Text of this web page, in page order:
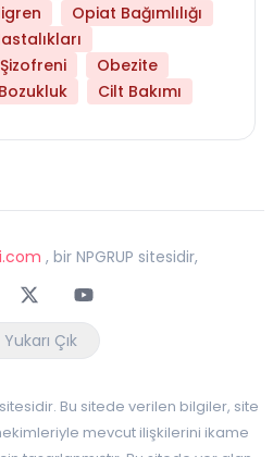
Opiat Bağımlılığı
Şizofreni
Obezite
Cilt Bakımı
, bir NPGRUP sitesidir,
TwitterYoutube
Yukarı Çık
Bu sitede verilen bilgiler, site
mevcut ilişkilerini ikame